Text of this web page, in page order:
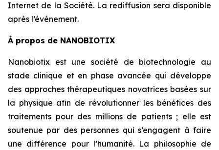
Internet de la Société. La rediffusion sera disponible
après l’événement.
À propos de NANOBIOTIX
Nanobiotix est une société de biotechnologie au
stade clinique et en phase avancée qui développe
des approches thérapeutiques novatrices basées sur
la physique afin de révolutionner les bénéfices des
traitements pour des millions de patients ; elle est
soutenue par des personnes qui s’engagent à faire
une différence pour l’humanité. La philosophie de